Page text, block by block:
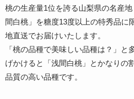
桃の生産量1位を誇る山梨県の名産
間白桃」を糖度13度以上の特秀品に
地直送でお届けいたします。
「桃の品種で美味しい品種は？」と
げかけると「浅間白桃」とかなりの
品質の高い品種です。